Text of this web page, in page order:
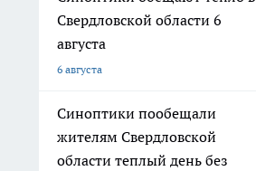
Свердловской области 6
августа
6 августа
Синоптики пообещали
жителям Свердловской
области теплый день без